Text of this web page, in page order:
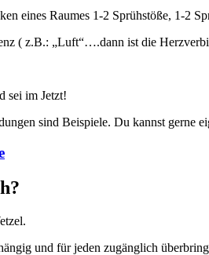
eines Raumes 1-2 Sprühstöße, 1-2
( z.B.: „Luft“….dann ist die
sei im Jetzt!
sind Beispiele. Du kannst gerne
und für jeden zugänglich